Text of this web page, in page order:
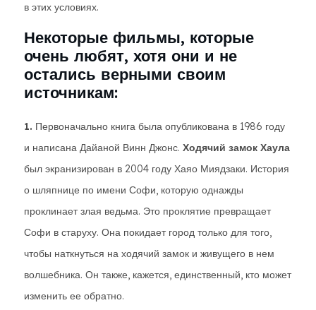
в этих условиях.
Некоторые фильмы, которые
очень любят, хотя они и не
остались верными своим
источникам:
1. Первоначально книга была опубликована в 1986 году
и написана Дайаной Винн Джонс. Ходячий замок Хаула
был экранизирован в 2004 году Хаяо Миядзаки. История
о шляпнице по имени Софи, которую однажды
проклинает злая ведьма. Это проклятие превращает
Софи в старуху. Она покидает город только для того,
чтобы наткнуться на ходячий замок и живущего в нем
волшебника. Он также, кажется, единственный, кто может
изменить ее обратно.